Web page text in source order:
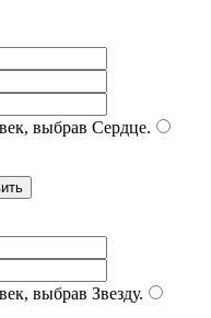
выбрав Сердце.
выбрав Звезду.